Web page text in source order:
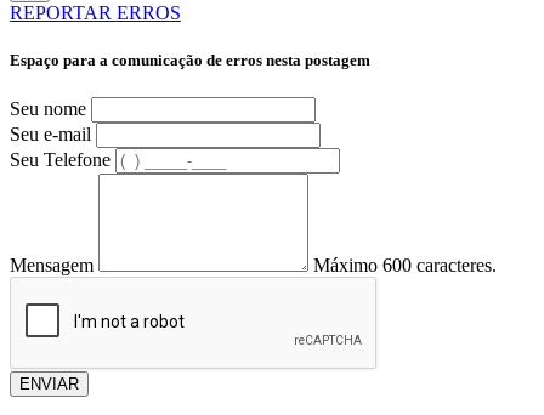
REPORTAR ERROS
Espaço para a comunicação de erros nesta postagem
Seu nome
Seu e-mail
Seu Telefone
Mensagem Máximo 600 caracteres.
ENVIAR